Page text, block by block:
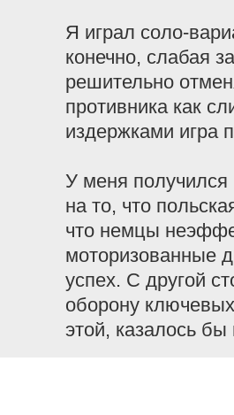
Я играл соло-
конечно, слабая
решительно
противника как
издержками игра
У меня получился
на то, что
что немцы
моторизованные
успех. С другой
оборону
этой, казалось бы